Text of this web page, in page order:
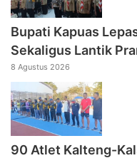
Bupati Kapuas
Sekaligus Lantik
8 Agustus 2026
90 Atlet Kalteng-